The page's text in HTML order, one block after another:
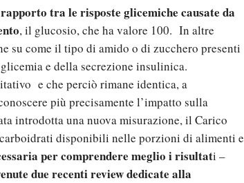
tra le risposte glicemiche causate da
, il glucosio, che ha valore 100. In altre
su come il tipo di amido o di zucchero presenti
e della secrezione insulinica.
e che perciò rimane identica, a
più precisamente l’impatto sulla
introdotta una nuova misurazione, il Carico
disponibili nelle porzioni di alimenti e
per comprendere meglio i risultati –
due recenti review dedicate alla